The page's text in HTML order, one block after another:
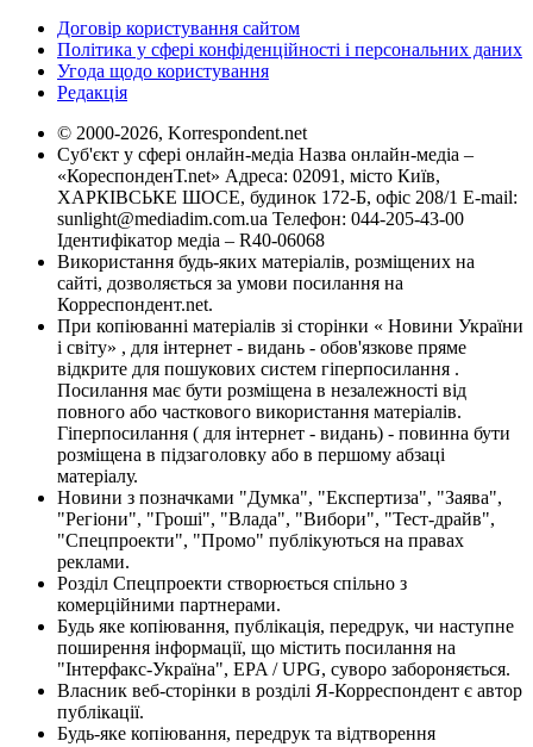
Договір користування сайтом
Політика у сфері конфіденційності і персональних даних
Угода щодо користування
Редакція
© 2000-2026, Korrespondent.net
Суб'єкт у сфері онлайн-медіа Назва онлайн-медіа –
«КореспонденТ.net» Адреса: 02091, місто Київ,
ХАРКІВСЬКЕ ШОСЕ, будинок 172-Б, офіс 208/1 E-mail:
sunlight@mediadim.com.ua Телефон: 044-205-43-00
Ідентифікатор медіа – R40-06068
Використання будь-яких матеріалів, розміщених на
сайті, дозволяється за умови посилання на
Корреспондент.net.
При копіюванні матеріалів зі сторінки « Новини України
і світу» , для інтернет - видань - обов'язкове пряме
відкрите для пошукових систем гіперпосилання .
Посилання має бути розміщена в незалежності від
повного або часткового використання матеріалів.
Гіперпосилання ( для інтернет - видань) - повинна бути
розміщена в підзаголовку або в першому абзаці
матеріалу.
Новини з позначками "Думка", "Експертиза", "Заява",
"Регіони", "Гроші", "Влада", "Вибори", "Тест-драйв",
"Спецпроекти", "Промо" публікуються на правах
реклами.
Розділ Спецпроекти створюється спільно з
комерційними партнерами.
Будь яке копіювання, публікація, передрук, чи наступне
поширення інформації, що містить посилання на
"Інтерфакс-Україна", EPA / UPG, суворо забороняється.
Власник веб-сторінки в розділі Я-Корреспондент є автор
публікації.
Будь-яке копіювання, передрук та відтворення